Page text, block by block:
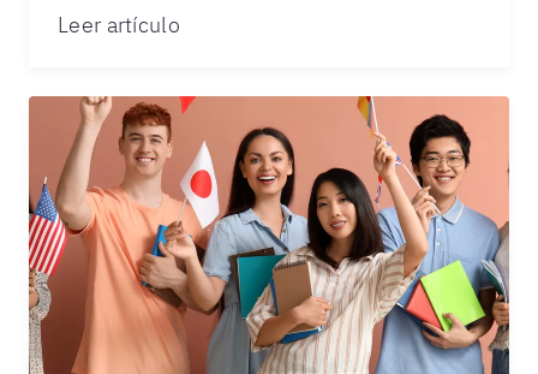
Leer artículo